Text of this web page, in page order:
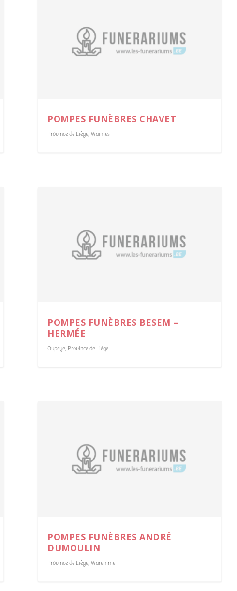
POMPES FUNÈBRES CHAVET
Province de Liège,Waimes
POMPES FUNÈBRES BESEM –
HERMÉE
Oupeye, Province de Liège
POMPES FUNÈBRES ANDRÉ
DUMOULIN
Province de Liège,Waremme